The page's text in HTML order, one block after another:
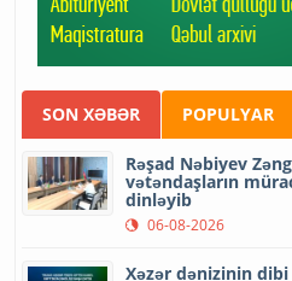
SON XƏBƏR POPULYAR
Rəşad Nəbiyev
vətəndaşların
dinləyib
06-08-2026
Xəzər dənizinin